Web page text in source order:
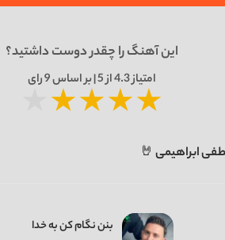
این آهنگ را چقدر دوست داشتید؟
امتیاز4.3از 5 | بر اساس 9رای
★★★★
ابراهیمی 🤘
بنن نگام کن به خدا